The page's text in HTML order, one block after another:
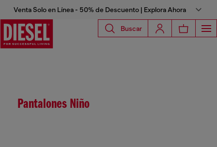
Venta Solo en Línea - 50% de Descuento | Explora Ahora
Buscar
Pantalones Niño